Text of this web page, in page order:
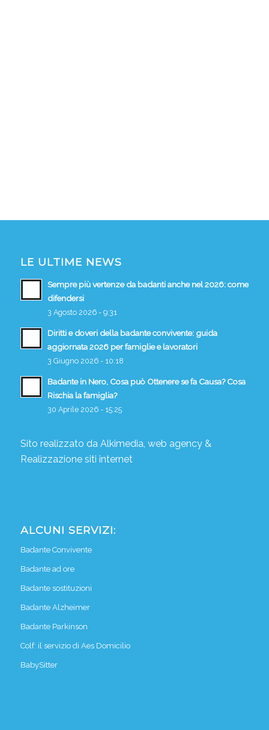
LE ULTIME NEWS
Sempre più vertenze da badanti anche nel 2026: come
difendersi
3 Agosto 2026 - 9:31
Diritti e doveri della badante convivente: guida
aggiornata 2026 per famiglie e lavoratori
3 Giugno 2026 - 10:18
Badante in Nero, Cosa può Ottenere se fa Causa? Cosa
Rischia la famiglia?
30 Aprile 2026 - 15:25
Sito realizzato da Alkimedia, web agency&
Realizzazione siti internet
ALCUNI SERVIZI:
Badante Convivente
Badante ad ore
Badante sostituzioni
Badante Alzheimer
Badante Parkinson
Colf: il servizio di Aes Domicilio
BabySitter